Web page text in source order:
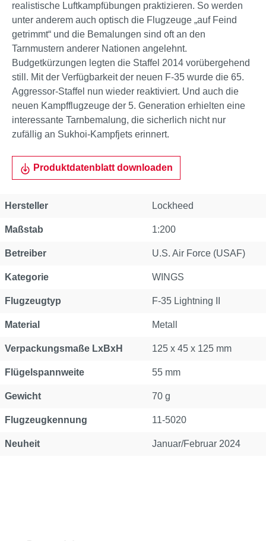
realistische Luftkampfübungen praktizieren. So werden
unter anderem auch optisch die Flugzeuge „auf Feind
getrimmt“ und die Bemalungen sind oft an den
Tarnmustern anderer Nationen angelehnt.
Budgetkürzungen legten die Staffel 2014 vorübergehend
still. Mit der Verfügbarkeit der neuen F-35 wurde die 65.
Aggressor-Staffel nun wieder reaktiviert. Und auch die
neuen Kampfflugzeuge der 5. Generation erhielten eine
interessante Tarnbemalung, die sicherlich nicht nur
zufällig an Sukhoi-Kampfjets erinnert.
Produktdatenblatt downloaden
Hersteller Lockheed
Maßstab 1:200
Betreiber U.S. Air Force (USAF)
Kategorie WINGS
Flugzeugtyp F-35 Lightning II
Material Metall
Verpackungsmaße LxBxH 125 x 45 x 125 mm
Flügelspannweite 55 mm
Gewicht 70 g
Flugzeugkennung 11-5020
Neuheit Januar/Februar 2024